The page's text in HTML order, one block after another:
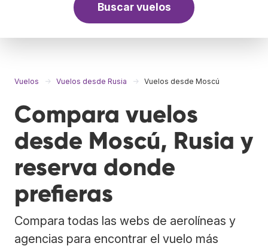
Buscar vuelos
Vuelos Vuelos desde Rusia Vuelos desde Moscú
Compara vuelos
desde Moscú, Rusia y
reserva donde
prefieras
Compara todas las webs de aerolíneas y
agencias para encontrar el vuelo más